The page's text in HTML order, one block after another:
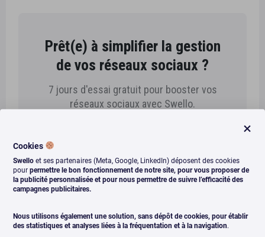
Prêt(e) à simplifier la gestion
de vos réseaux sociaux ?
7 jours d'essai gratuit pour booster vos
réseaux sociaux avec Swello.
Je crée mon compte gratuit !
Cookies
Swello et ses partenaires (Meta, Google, LinkedIn) déposent des cookies
pour permettre le bon fonctionnement de notre site, pour vous proposer de
la publicité personnalisée et pour nous permettre de suivre l’efficacité des
campagnes publicitaires.
Nous utilisons également une solution, sans dépôt de cookies, pour établir
des statistiques et analyses liées à la fréquentation et à la navigation.